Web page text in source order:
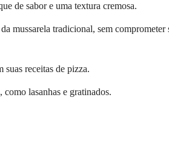
de sabor e uma textura cremosa.
mussarela tradicional, sem comprometer
receitas de pizza.
como lasanhas e gratinados.